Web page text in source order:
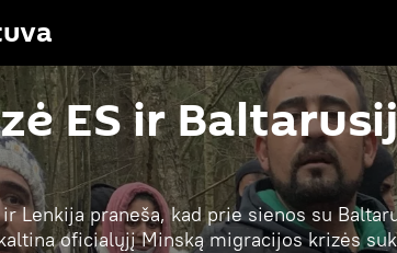
ES ir
Lenkija praneša, kad prie sienos su
oficialųjį Minską migracijos krizės